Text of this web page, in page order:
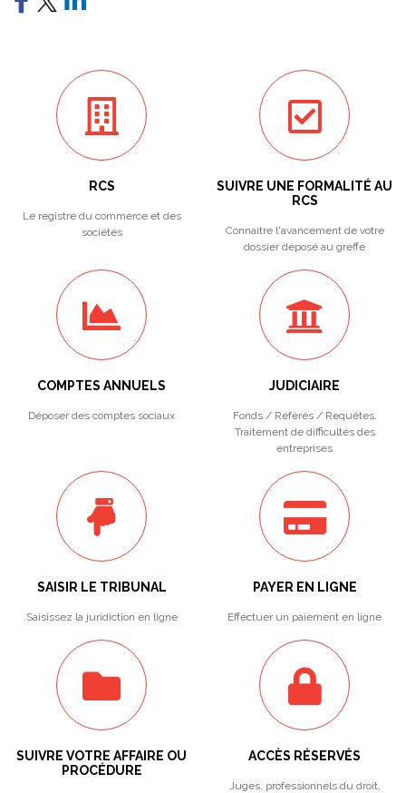
RCS
Le registre du commerce et des
sociétés
SUIVRE UNE FORMALITÉ AU
RCS
Connaitre l'avancement de votre
dossier déposé au greffe
COMPTES ANNUELS
Déposer des comptes sociaux
JUDICIAIRE
Fonds / Référés / Requêtes.
Traitement de difficultés des
entreprises
SAISIR LE TRIBUNAL
Saisissez la juridiction en ligne
PAYER EN LIGNE
Effectuer un paiement en ligne
SUIVRE VOTRE AFFAIRE OU
PROCÉDURE
ACCÈS RÉSERVÉS
Juges, professionnels du droit,